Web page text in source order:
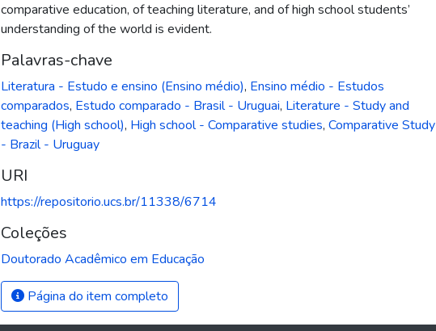
comparative education, of teaching literature, and of high school students’
understanding of the world is evident.
Palavras-chave
Literatura - Estudo e ensino (Ensino médio), Ensino médio - Estudos
comparados, Estudo comparado - Brasil - Uruguai, Literature - Study and
teaching (High school), High school - Comparative studies, Comparative Study
- Brazil - Uruguay
URI
https://repositorio.ucs.br/11338/6714
Coleções
Doutorado Acadêmico em Educação
Página do item completo